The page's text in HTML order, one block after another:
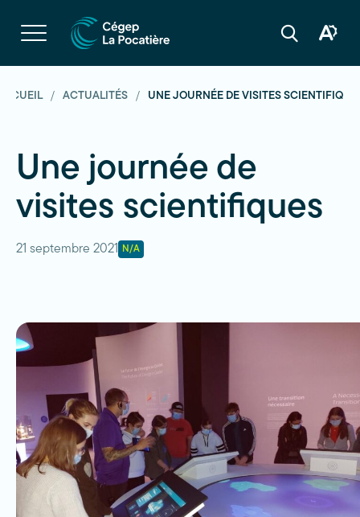
Ouvrir
la
navigation
Ouvrir
Ouvrir
ACTUALITÉS UNE JOURNÉE DE VISITES
Une journée de
visites scientifiques
21 septembre 2021 N/A